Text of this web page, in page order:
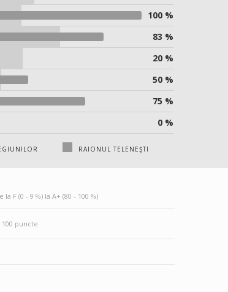
100 %
83 %
20 %
50 %
75 %
0 %
RAIONUL TELENEŞTI
la F (0 - 9 %) la A+ (80 - 100 %)
puncte